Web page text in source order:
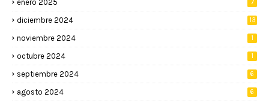
enero 2025 7
diciembre 2024 13
noviembre 2024 1
octubre 2024 1
septiembre 2024 6
agosto 2024 6